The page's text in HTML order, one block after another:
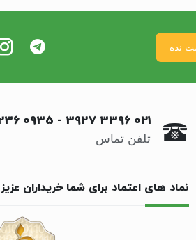
021 3396 3927
-
0935 236 8340
تلفن تماس
نماد های اعتماد برای شما خریداران عزیز